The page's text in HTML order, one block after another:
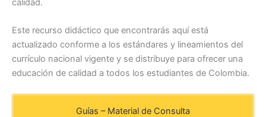
Este recurso didáctico que encontrarás aquí está
actualizado conforme a los estándares y lineamientos del
currículo nacional vigente y se distribuye para ofrecer una
educación de calidad a todos los estudiantes de Colombia.
Guías – Material de Consulta